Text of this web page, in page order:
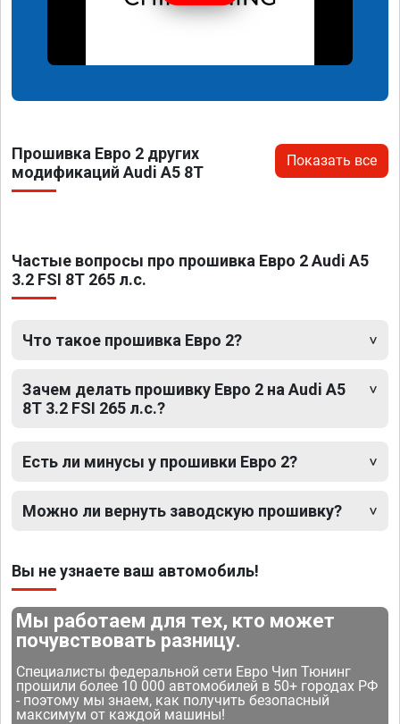
Прошивка Евро 2 других
модификаций Audi A5 8T
Показать все
Частые вопросы про прошивка Евро 2 Audi A5
3.2 FSI 8T 265 л.с.
Что такое прошивка Евро 2?
Зачем делать прошивку Евро 2 на Audi A5
8T 3.2 FSI 265 л.с.?
Есть ли минусы у прошивки Евро 2?
Можно ли вернуть заводскую прошивку?
Вы не узнаете ваш автомобиль!
Мы работаем для тех, кто может
почувствовать разницу.
Специалисты федеральной сети Евро Чип Тюнинг
прошили более 10 000 автомобилей в 50+ городах РФ
- поэтому мы знаем, как получить безопасный
максимум от каждой машины!